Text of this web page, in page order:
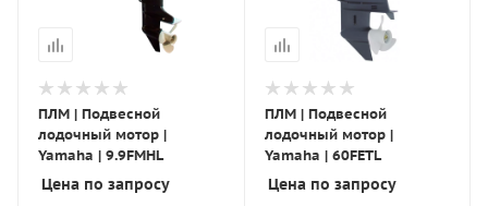
ПЛМ | Подвесной
лодочный мотор |
Yamaha | 9.9FMHL
Цена по запросу
ПЛМ | Подвесной
лодочный мотор |
Yamaha | 60FETL
Цена по запросу